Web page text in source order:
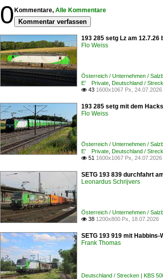
0 Kommentare, Alle Kommentare
Kommentar verfassen
193 285 setg Lz am
Flo Weiss
Österreich / Unternehmen /
E' Private Deutschland /
 43 1600x1067 Px, 24.07.2026
193 285 setg mit dem
Flo Weiss
Österreich / Unternehmen /
E' Private Deutschland /
 51 1600x1067 Px, 24.07.2026
SETG 193 839 durchfahrt
Leonardus Schrijvers
Österreich / Unternehmen /
 38 1200x800 Px, 18.07.2026
SETG 193 919 mit
Frank Thomas
Deutschland / Strecken | KBS